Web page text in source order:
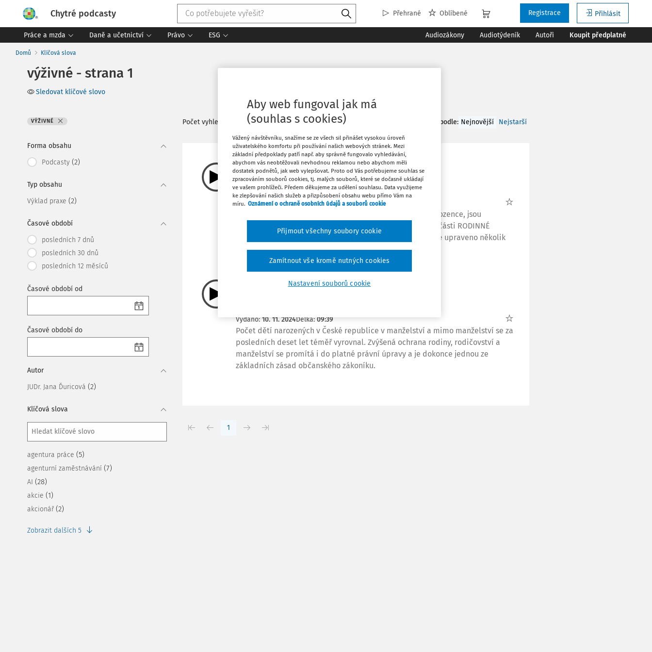
Chytré podcasty Přehrané Oblíbené Přihlásit
Registrace
Práce a mzda Daně a učetnictví Právo ESG Audiozákony Audiotýdeník Autoři Koupit předplatné
Domů Klíčová slova
výživné - strana 1
Sledovat klíčové slovo
VÝŽIVNÉ
Forma obsahu
Podcasty (2)
Typ obsahu
Výklad praxe (2)
Časové období
posledních 7 dnů
posledních 30 dnů
posledních 12 měsíců
Časové období od
Časové období do
Autor
JUDr. Jana Ďuricová (2)
Klíčová slova
agentura práce (5)
agenturní zaměstnávání (7)
AI (28)
akcie (1)
akcionář (2)
Zobrazit dalších 5
Počet vyhledaných dokumentů:2 Řadit podle: Nejnovější Nejstarší
VÝKLAD PRAXE
Výživné neprovdané matky
JUDr. Jana Ďuricová
Vydáno:19. 1. 2025Délka:08:09
Majetková práva neprovdané těhotné ženy a matky novorozence, jsou
upravena v zákoně č. 89/2012 Sb., občanském zákoníku, v části RODINNÉ
PRÁVO, konkrétně v § 920. V tomto zákonném ustanovení je upraveno několik
samostatných nároků (práv), jichž se může žena ...
Majetková práva svobodné matky
Vydáno:10. 11. 2024Délka:09:39
Počet dětí narozených v České republice v manželství a mimo manželství se za
posledních deset let téměř vyrovnal. Zvýšená ochrana rodiny, rodičovství a
manželství se promítá i do platné právní úpravy a je dokonce jednou ze
základních zásad občanského zákoníku.
1
Aby web fungoval jak má
(souhlas s cookies)
Vážený návštěvníku, snažíme se ze všech sil přinášet vysokou úroveň
uživatelského komfortu při používání našich webových stránek. Mezi
základní předpoklady patří např. aby správně fungovalo vyhledávání,
abychom vás neobtěžovali nevhodnou reklamou nebo abychom měli
dostatek podnětů, jak web vylepšovat. Proto od Vás potřebujeme souhlas se
zpracováním souborů cookies, tj. malých souborů, které se dočasně ukládají
ve vašem prohlížeči. Předem děkujeme za udělení souhlasu. Data využijeme
ke zlepšování našich služeb a přizpůsobení obsahu webu přímo Vám na
míru. Oznámení o ochraně osobních údajů a souborů cookie
Nastavení souborů cookie
Zamítnout vše kromě nutných cookies
Přijmout všechny soubory cookie